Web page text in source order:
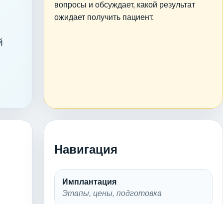
вопросы и обсуждает, какой результат
ожидает получить пациент.
Навигация
Имплантация
Этапы, цены, подготовка